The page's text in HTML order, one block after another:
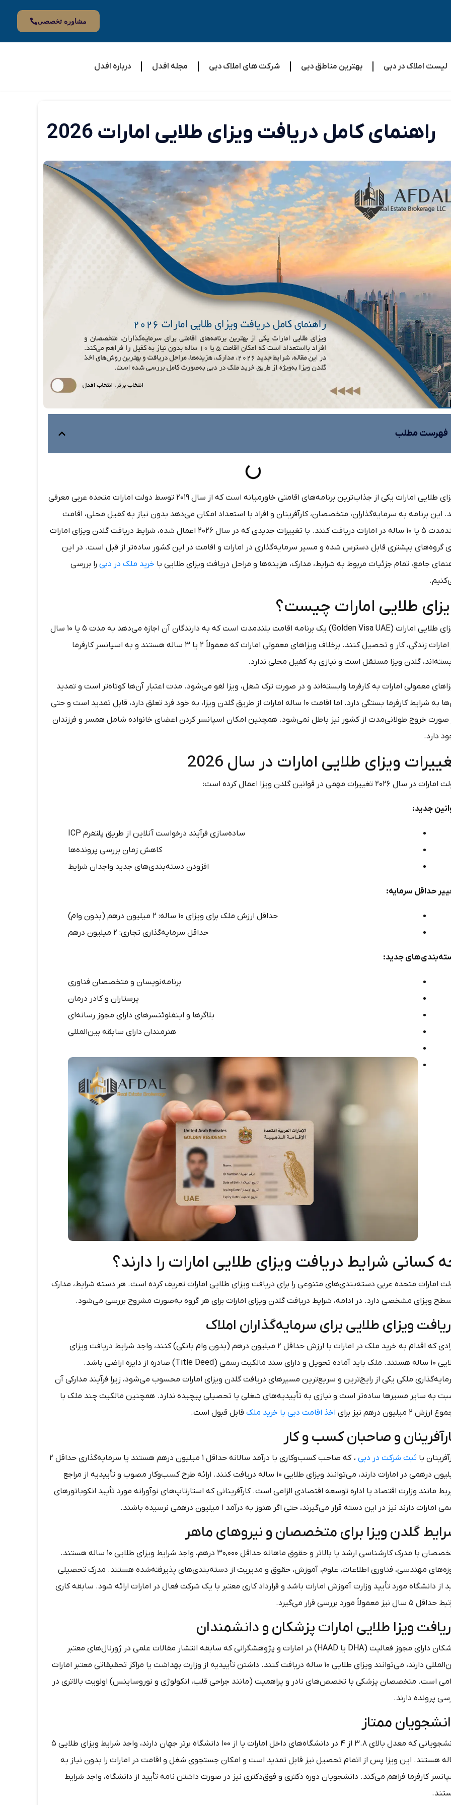
مشاوره تخصصی
لیست املاک در دبی بهترین مناطق دبی شرکت های املاک دبی مجله افدل درباره افدل
راهنمای کامل دریافت ویزای طلایی امارات 2026
فهرست مطلب
ویزای طلایی امارات یکی از جذاب‌ترین برنامه‌های اقامتی خاورمیانه است که از سال ۲۰۱۹ توسط دولت امارات متحده عربی معرفی
این برنامه به سرمایه‌گذاران، متخصصان، کارآفرینان و افراد با استعداد امکان می‌دهد بدون نیاز به کفیل محلی، اقامت
بلندمدت ۵ یا ۱۰ ساله در امارات دریافت کنند. با تغییرات جدیدی که در سال ۲۰۲۶ اعمال شده، شرایط دریافت گلدن ویزای امارات
گروه‌های بیشتری قابل دسترس شده و مسیر سرمایه‌گذاری در امارات و اقامت در این کشور ساده‌تر از قبل است. در این
جامع، تمام جزئیات مربوط به شرایط، مدارک، هزینه‌ها و مراحل دریافت ویزای طلایی با خرید ملک در دبیرا بررسی
طلایی امارات چیست؟
ویزای طلایی امارات (Golden Visa UAE) یک برنامه اقامت بلندمدت است که به دارندگان آن اجازه می‌دهد به مدت ۵ یا ۱۰ سال
در امارات زندگی، کار و تحصیل کنند. برخلاف ویزاهای معمولی امارات که معمولاً ۲ یا ۳ ساله هستند و به اسپانسر کارفرما
گلدن ویزا مستقل است و نیازی به کفیل محلی ندارد.
معمولی امارات به کارفرما وابسته‌اند و در صورت ترک شغل، ویزا لغو می‌شود. مدت اعتبار آن‌ها کوتاه‌تر است و تمدید
آن‌ها به شرایط کارفرما بستگی دارد. اما اقامت ۱۰ ساله امارات از طریق گلدن ویزا، به خود فرد تعلق دارد، قابل تمدید است و حتی
صورت خروج طولانی‌مدت از کشور نیز باطل نمی‌شود. همچنین امکان اسپانسر کردن اعضای خانواده شامل همسر و فرزندان
دارد.
ویزای طلایی امارات در سال 2026
در سال ۲۰۲۶ تغییرات مهمی در قوانین گلدن ویزا اعمال کرده است:
جدید:
ساده‌سازی فرآیند درخواست آنلاین از طریق پلتفرم ICP
کاهش زمان بررسی پرونده‌ها
افزودن دسته‌بندی‌های جدید واجدان شرایط
حداقل سرمایه:
حداقل ارزش ملک برای ویزای ۱۰ ساله: ۲ میلیون درهم (بدون وام)
حداقل سرمایه‌گذاری تجاری: ۲ میلیون درهم
جدید:
برنامه‌نویسان و متخصصان فناوری
پرستاران و کادر درمان
بلاگرها و اینفلوئنسرهای دارای مجوز رسانه‌ای
هنرمندان دارای سابقه بین‌المللی
کسانی شرایط دریافت ویزای طلایی امارات را دارند؟
امارات متحده عربی دسته‌بندی‌های متنوعی را برای دریافت ویزای طلایی امارات تعریف کرده است. هر دسته شرایط، مدارک
ویزای مشخصی دارد. در ادامه، شرایط دریافت گلدن ویزای امارات برای هر گروه به‌صورت مشروح بررسی می‌شود.
ویزای طلایی برای سرمایه‌گذاران املاک
افرادی که اقدام به خرید ملک در امارات با ارزش حداقل ۲ میلیون درهم (بدون وام بانکی) کنند، واجد شرایط دریافت ویزای
طلایی ۱۰ ساله هستند. ملک باید آماده تحویل و دارای سند مالکیت رسمی (Title Deed) صادره از دایره اراضی باشد.
ملکی یکی از رایج‌ترین و سریع‌ترین مسیرهای دریافت گلدن ویزای امارات محسوب می‌شود، زیرا فرآیند مدارکی آن
به سایر مسیرها ساده‌تر است و نیازی به تأییدیه‌های شغلی یا تحصیلی پیچیده ندارد. همچنین مالکیت چند ملک با
۲ میلیون درهم نیز برای
اخذ اقامت دبی با خرید ملکقابل قبول است.
و صاحبان کسب و کار
با ثبت شرکت در دبی
، که صاحب کسب‌وکاری با درآمد سالانه حداقل ۱ میلیون درهم هستند یا سرمایه‌گذاری حداقل ۲
میلیون درهمی در امارات دارند، می‌توانند ویزای طلایی ۱۰ ساله دریافت کنند. ارائه طرح کسب‌وکار مصوب و تأییدیه از مراجع
مانند وزارت اقتصاد یا اداره توسعه اقتصادی الزامی است. کارآفرینانی که استارتاپ‌های نوآورانه مورد تأیید انکوباتورهای
امارات دارند نیز در این دسته قرار می‌گیرند، حتی اگر هنوز به درآمد ۱ میلیون درهمی نرسیده باشند.
گلدن ویزا برای متخصصان و نیروهای ماهر
متخصصان با مدرک کارشناسی ارشد یا بالاتر و حقوق ماهانه حداقل ۳۰,۰۰۰ درهم، واجد شرایط ویزای طلایی ۱۰ ساله هستند.
مهندسی، فناوری اطلاعات، علوم، آموزش، حقوق و مدیریت از دسته‌بندی‌های پذیرفته‌شده هستند. مدرک تحصیلی
از دانشگاه مورد تأیید وزارت آموزش امارات باشد و قرارداد کاری معتبر با یک شرکت فعال در امارات ارائه شود. سابقه کاری
۵ سال نیز معمولاً مورد بررسی قرار می‌گیرد.
ویزا طلایی امارات پزشکان و دانشمندان
پزشکان دارای مجوز فعالیت (DHA یا HAAD) در امارات و پژوهشگرانی که سابقه انتشار مقالات علمی در ژورنال‌های معتبر
بین‌المللی دارند، می‌توانند ویزای طلایی ۱۰ ساله دریافت کنند. داشتن تأییدیه از وزارت بهداشت یا مراکز تحقیقاتی معتبر امارات
است. متخصصان پزشکی با تخصص‌های نادر و پراهمیت (مانند جراحی قلب، انکولوژی و نوروساینس) اولویت بالاتری در
پرونده دارند.
ممتاز
دانشجویانی که معدل بالای ۳.۸ از ۴ در دانشگاه‌های داخل امارات یا از ۱۰۰ دانشگاه برتر جهان دارند، واجد شرایط ویزای طلایی ۵
هستند. این ویزا پس از اتمام تحصیل نیز قابل تمدید است و امکان جستجوی شغل و اقامت در امارات را بدون نیاز به
کارفرما فراهم می‌کند. دانشجویان دوره دکتری و فوق‌دکتری نیز در صورت داشتن نامه تأیید از دانشگاه، واجد شرایط